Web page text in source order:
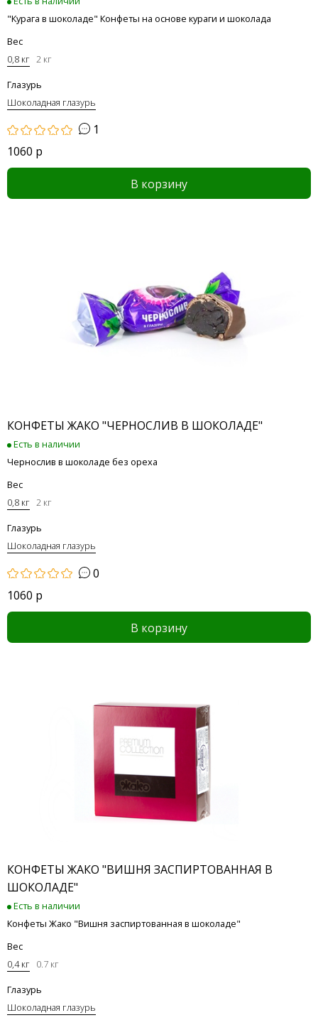
"Курага в шоколаде" Конфеты на основе кураги и шоколада
Вес
0,8 кг 2 кг
Глазурь
Шоколадная глазурь
1
1060 р
В корзину
КОНФЕТЫ ЖАКО "ЧЕРНОСЛИВ В ШОКОЛАДЕ"
Есть в наличии
Чернослив в шоколаде без ореха
Вес
0,8 кг 2 кг
Глазурь
Шоколадная глазурь
0
1060 р
В корзину
КОНФЕТЫ ЖАКО "ВИШНЯ ЗАСПИРТОВАННАЯ В
ШОКОЛАДЕ"
Есть в наличии
Конфеты Жако "Вишня заспиртованная в шоколаде"
Вес
0,4 кг 0.7 кг
Глазурь
Шоколадная глазурь